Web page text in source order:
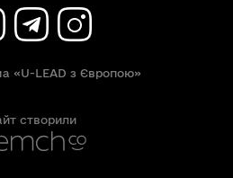
«U-LEAD з Європою»
створили